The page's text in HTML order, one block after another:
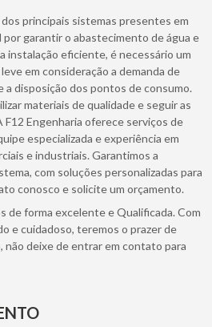
principais sistemas presentes em
por garantir o abastecimento de água e
instalação eficiente, é necessário um
em consideração a demanda de
a disposição dos pontos de consumo.
materiais de qualidade e seguir as
Engenharia oferece serviços de
especializada e experiência em
e industriais. Garantimos a
com soluções personalizadas para
conosco e solicite um orçamento.
de forma excelente e Qualificada. Com
e cuidadoso, teremos o prazer de
não deixe de entrar em contato para